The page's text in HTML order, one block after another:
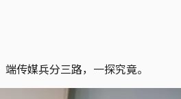
传媒兵分三路，一探究竟。